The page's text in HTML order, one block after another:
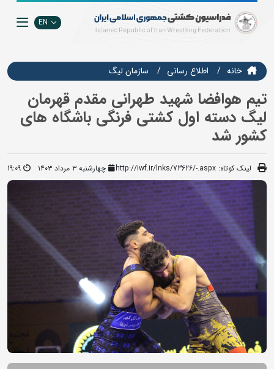
EN
خانه اطلاع رسانی سازمان ليگ
تیم هوافضا شهید طهرانی مقدم قهرمان
لیگ دسته اول کشتی فرنگی باشگاه های
کشور شد
لینک کوتاه: http://iwf.ir/lnks/73626/-.aspx چهارشنبه ۳ مرداد ۱۴۰۳ 19:09